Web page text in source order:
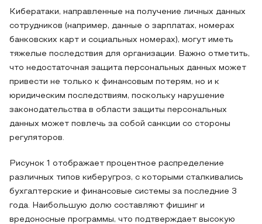
Кибератаки, направленные на получение личных данных
сотрудников (например, данные о зарплатах, номерах
банковских карт и социальных номерах), могут иметь
тяжелые последствия для организации. Важно отметить,
что недостаточная защита персональных данных может
привести не только к финансовым потерям, но и к
юридическим последствиям, поскольку нарушение
законодательства в области защиты персональных
данных может повлечь за собой санкции со стороны
регуляторов.
Рисунок 1 отображает процентное распределение
различных типов киберугроз, с которыми сталкивались
бухгалтерские и финансовые системы за последние 3
года. Наибольшую долю составляют фишинг и
вредоносные программы, что подтверждает высокую